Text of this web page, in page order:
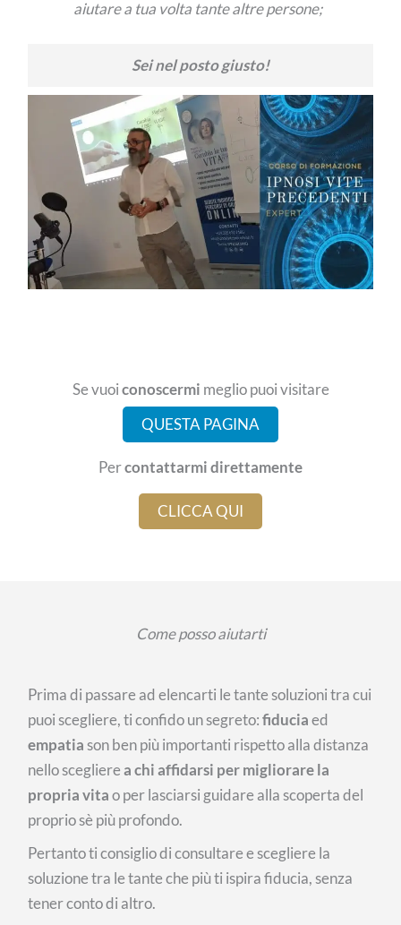
aiutare a tua volta tante altre persone;
Sei nel posto giusto!
Se vuoiconoscermi meglio puoi visitare
QUESTA PAGINA
Percontattarmi direttamente
CLICCA QUI
Come posso aiutarti
Prima di passare ad elencarti le tante soluzioni tra cui
puoi scegliere, ti confido un segreto:fiduciaed
empatiason ben più importanti rispetto alla distanza
nello sceglierea chi affidarsi per migliorare la
propria vitao per lasciarsi guidare alla scoperta del
proprio sè più profondo.
Pertanto ti consiglio di consultare e scegliere la
soluzione tra le tante che più ti ispira fiducia, senza
tener conto di altro.